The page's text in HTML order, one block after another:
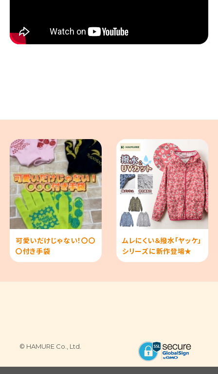
可愛いだけじゃない！〇〇
〇付き手袋
ムレにくい＆撥水「ヤッケ」
シリーズに新作登場★
© HAMURE Co., Ltd.